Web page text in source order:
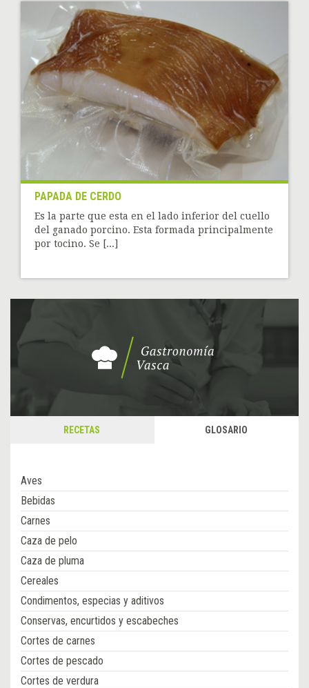
PAPADA DE CERDO
Es la parte que esta en el lado inferior del cuello
del ganado porcino. Esta formada principalmente
por tocino. Se [...]
RECETAS GLOSARIO
Aves
Bebidas
Carnes
Caza de pelo
Caza de pluma
Cereales
Condimentos, especias y aditivos
Conservas, encurtidos y escabeches
Cortes de carnes
Cortes de pescado
Cortes de verdura